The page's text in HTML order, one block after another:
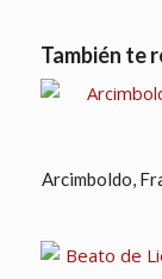
También te
Arcimboldo,